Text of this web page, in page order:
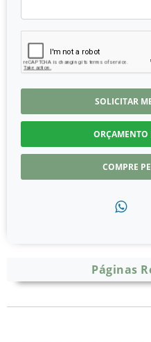
SOLICITAR
ORÇAMENTO
COMPRE
Páginas